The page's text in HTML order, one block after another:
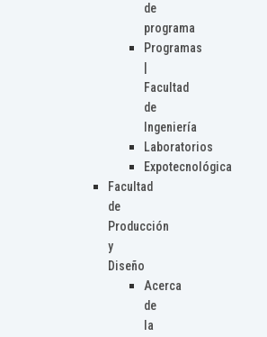
de
programa
Programas
Facultad
de
Ingeniería
Laboratorios
Expotecnológica
Facultad
de
Producción
y
Diseño
Acerca
de
la